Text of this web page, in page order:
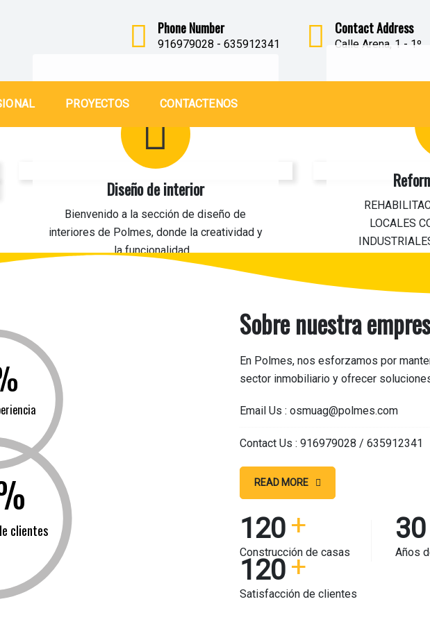
Phone Number
916979028 - 635912341
Contact Address
Calle Arena, 1 - 1º
PROYECTOS CONTACTENOS
Diseño de interior
Bienvenido a la sección de diseño de
interiores de Polmes, donde la creatividad y
la funcionalidad…
LOCALES
clientes
Sobre nuestra
En Polmes, nos esforzamos por
sector inmobiliario y ofrecer
Email Us : osmuag@polmes.com
Contact Us : 916979028 / 635912341
READ MORE
120
Construcción de casas
30
Años
120
Satisfacción de clientes